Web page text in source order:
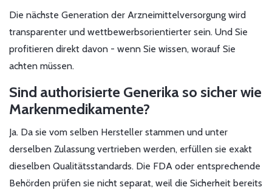
Die nächste Generation der Arzneimittelversorgung wird
transparenter und wettbewerbsorientierter sein. Und Sie
profitieren direkt davon - wenn Sie wissen, worauf Sie
achten müssen.
Sind authorisierte Generika so sicher wie
Markenmedikamente?
Ja. Da sie vom selben Hersteller stammen und unter
derselben Zulassung vertrieben werden, erfüllen sie exakt
dieselben Qualitätsstandards. Die FDA oder entsprechende
Behörden prüfen sie nicht separat, weil die Sicherheit bereits